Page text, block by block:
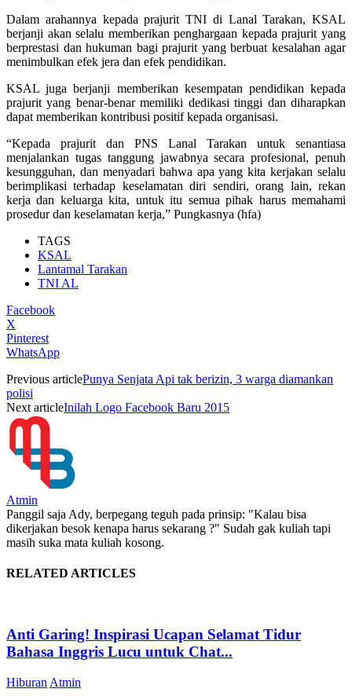
Dalam arahannya kepada prajurit TNI di Lanal Tarakan, KSAL
berjanji akan selalu memberikan penghargaan kepada prajurit yang
berprestasi dan hukuman bagi prajurit yang berbuat kesalahan agar
menimbulkan efek jera dan efek pendidikan.
KSAL juga berjanji memberikan kesempatan pendidikan kepada
prajurit yang benar-benar memiliki dedikasi tinggi dan diharapkan
dapat memberikan kontribusi positif kepada organisasi.
“Kepada prajurit dan PNS Lanal Tarakan untuk senantiasa
menjalankan tugas tanggung jawabnya secara profesional, penuh
kesungguhan, dan menyadari bahwa apa yang kita kerjakan selalu
berimplikasi terhadap keselamatan diri sendiri, orang lain, rekan
kerja dan keluarga kita, untuk itu semua pihak harus memahami
prosedur dan keselamatan kerja,” Pungkasnya (hfa)
TAGS
KSAL
Lantamal Tarakan
TNI AL
Facebook
X
Pinterest
WhatsApp
Previous articlePunya Senjata Api tak berizin, 3 warga diamankan
polisi
Next articleInilah Logo Facebook Baru 2015
Atmin
Panggil saja Ady, berpegang teguh pada prinsip: "Kalau bisa
dikerjakan besok kenapa harus sekarang ?" Sudah gak kuliah tapi
masih suka mata kuliah kosong.
RELATED ARTICLES
Anti Garing! Inspirasi Ucapan Selamat Tidur
Bahasa Inggris Lucu untuk Chat...
Hiburan Atmin